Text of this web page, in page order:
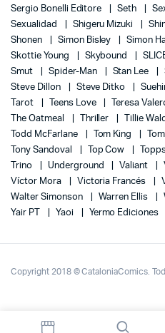
Sergio Bonelli Editore
Seth
Sexualidad
Shigeru Mizuki
Shonen
Simon Bisley Simon
Skottie Young
Skybound
Smut
Spider-Man Stan Lee
Steve Dillon
Steve Ditko
Tarot
Teens Love Teresa
The Oatmeal
Thriller Tillie
Todd McFarlane
Tom King
Tony Sandoval
Top Cow
Trino
Underground Valiant
Víctor Mora
Victoria Francés
Walter Simonson
Warren Ellis
Yair PT
Yaoi Yermo Ediciones
Copyright 2018 © CataloniaComics.